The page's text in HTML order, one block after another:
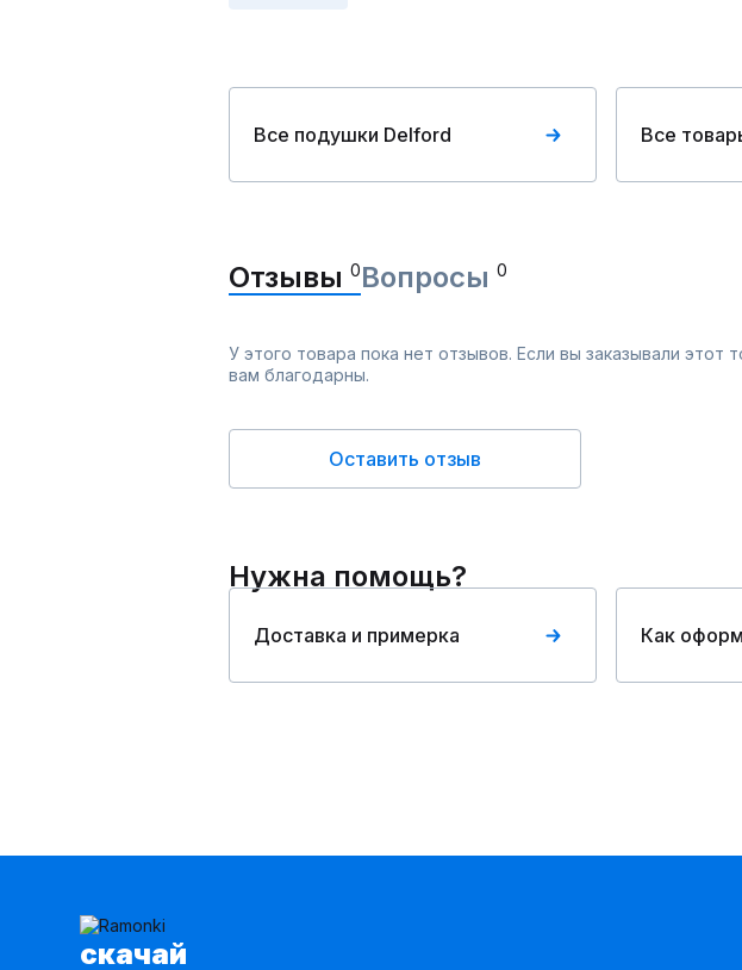
Все подушки Delford Все
Отзывы 0Вопросы 0
У этого товара пока нет отзывов. Если вы заказывали
вам благодарны.
Оставить отзыв
Нужна помощь?
Доставка и примерка Как
cкачай